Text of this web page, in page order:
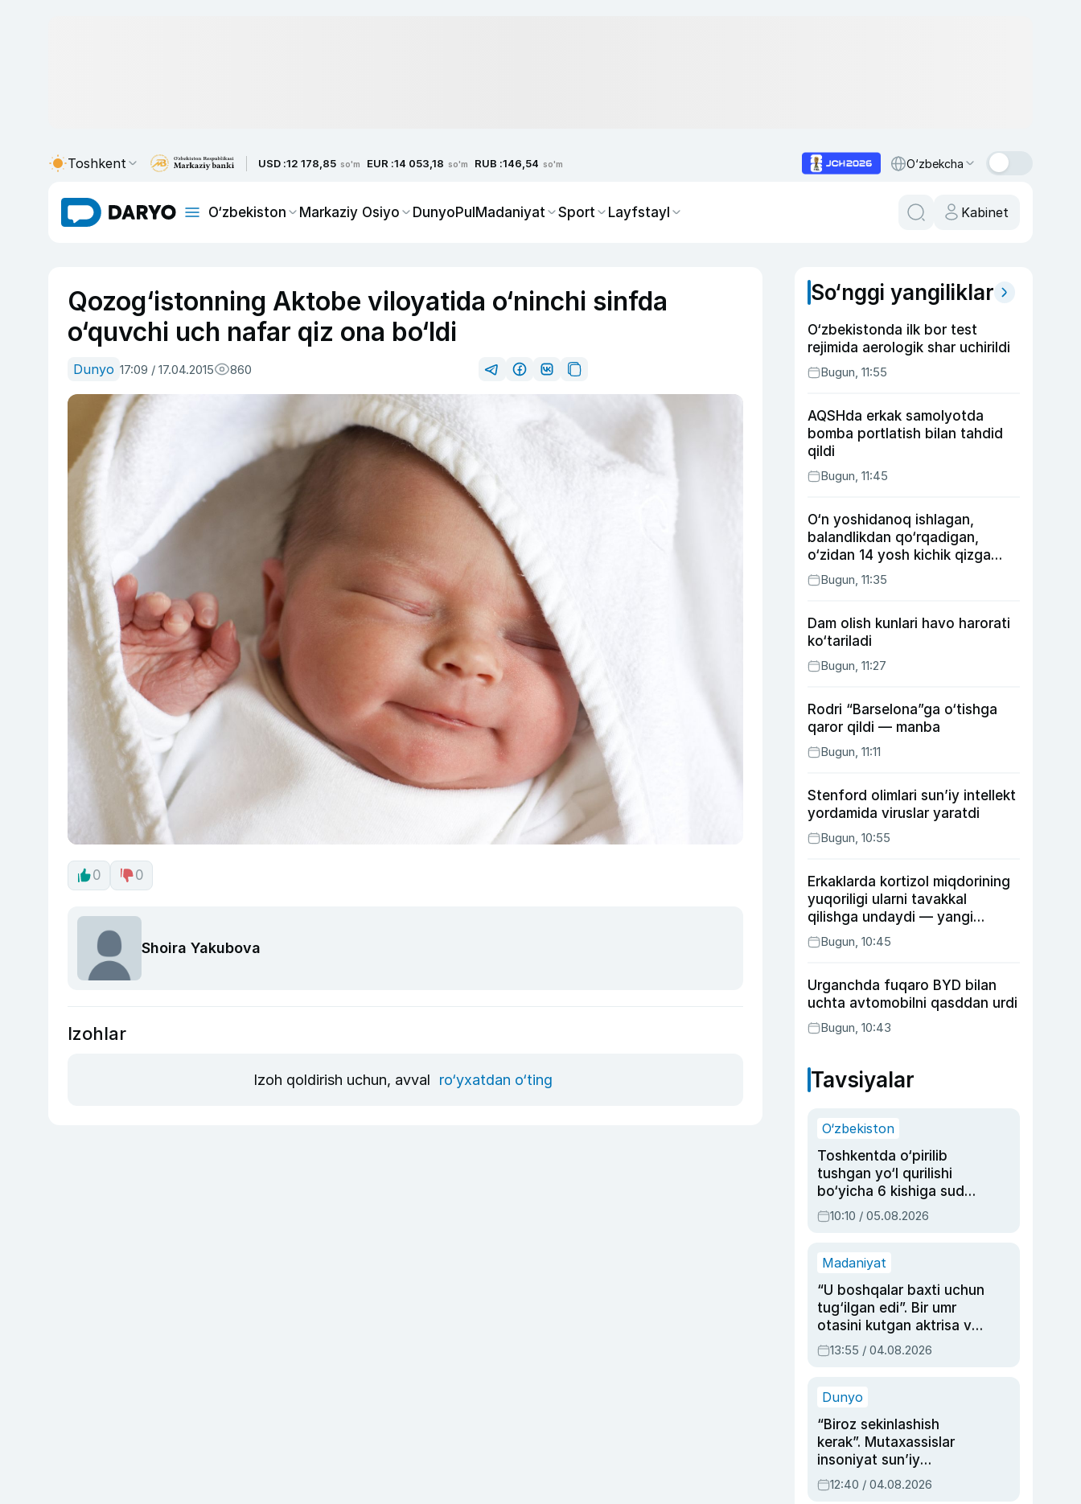
Toshkent USD :12 178,85 so'm EUR :14 053,18 so'm RUB :146,54 so'm O‘zbekcha
O‘zbekiston Markaziy Osiyo DunyoPulMadaniyat Sport Layfstayl Kabinet
Qozog‘istonning Aktobe viloyatida o‘ninchi sinfda
o‘quvchi uch nafar qiz ona bo‘ldi
Dunyo 17:09 / 17.04.2015 860
0 0
Shoira Yakubova
Izohlar
Izoh qoldirish uchun, avval ro‘yxatdan o‘ting
So‘nggi yangiliklar
O‘zbekistonda ilk bor test
rejimida aerologik shar uchirildi
Bugun, 11:55
AQSHda erkak samolyotda
bomba portlatish bilan tahdid
qildi
Bugun, 11:45
O‘n yoshidanoq ishlagan,
balandlikdan qo‘rqadigan,
o‘zidan 14 yosh kichik qizga
uylangan Yorqinxo‘ja Umarov
34 yoshda
Bugun, 11:35
Dam olish kunlari havo harorati
ko‘tariladi
Bugun, 11:27
Rodri “Barselona”ga o‘tishga
qaror qildi — manba
Bugun, 11:11
Stenford olimlari sun’iy intellekt
yordamida viruslar yaratdi
Bugun, 10:55
Erkaklarda kortizol miqdorining
yuqoriligi ularni tavakkal
qilishga undaydi — yangi
tadqiqot
Bugun, 10:45
Urganchda fuqaro BYD bilan
uchta avtomobilni qasddan urdi
Bugun, 10:43
Tavsiyalar
O‘zbekiston
Toshkentda o‘pirilib
tushgan yo‘l qurilishi
bo‘yicha 6 kishiga sud
hukmi o‘qildi
10:10 / 05.08.2026
Madaniyat
“U boshqalar baxti uchun
tug‘ilgan edi”. Bir umr
otasini kutgan aktrisa va
dublyaj ustasi Rimma
Ahmedovaning
13:55 / 04.08.2026
Dunyo
“Biroz sekinlashish
kerak”. Mutaxassislar
insoniyat sun’iy
intellektni boshqara
olmay qolishidan xavotir
12:40 / 04.08.2026